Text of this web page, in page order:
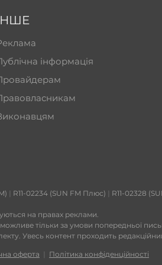
інформація
| R11-02234 (SUN FM Плюс) | R11-02328
на правах реклами.
тільки за умови попередньої
Увесь контент проходить
оферта | Політика конфіденційності